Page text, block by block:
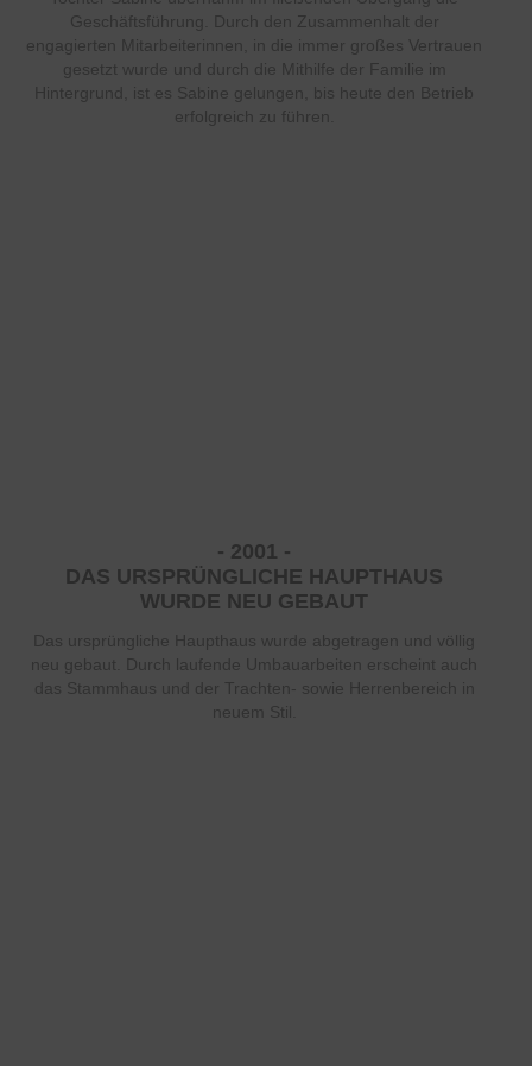
Geschäftsführung. Durch den Zusammenhalt der
engagierten Mitarbeiterinnen, in die immer großes Vertrauen
gesetzt wurde und durch die Mithilfe der Familie im
Hintergrund, ist es Sabine gelungen, bis heute den Betrieb
erfolgreich zu führen.
- 2001 -
DAS URSPRÜNGLICHE HAUPTHAUS
WURDE NEU GEBAUT
Das ursprüngliche Haupthaus wurde abgetragen und völlig
neu gebaut. Durch laufende Umbauarbeiten erscheint auch
das Stammhaus und der Trachten- sowie Herrenbereich in
neuem Stil.